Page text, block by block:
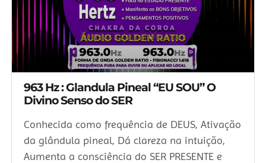
963 Hz : Glandula Pineal “EU SOU” O
Divino Senso do SER
Conhecida como frequência de DEUS, Ativação
da glândula pineal, Dá clareza na intuição,
Aumenta a consciência do SER PRESENTE e